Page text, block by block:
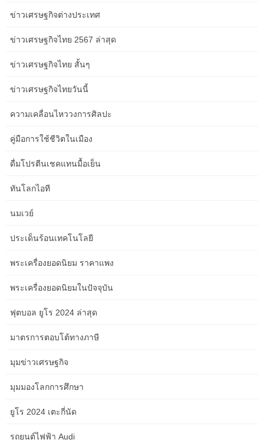
Adventure and Wildlife Experiences
Albany WA heritage architecture
Albany WA shipwreck sites
best Chrome extensions for devs
Best pubs and bars in Albany
Best sunset spots in Albany
Bungle Bungles (Purnululu)
Crown Sydney
Fremantle Prison
future of robotics and AI
Google Ads for small business
healing the inner child in adulthood
helping kids deal with emotions
how to arrange furniture in a small room
how to boost immune resilience
how to boost your metabolism
how to brighten dull skin
how to build mental toughness
ข่าวเศรษฐกิจต่างประเทศ
ข่าวเศรษฐกิจไทย 2567 ล่าสุด
ข่าวเศรษฐกิจไทย สั้นๆ
ข่าวเศรษฐกิจไทยวันนี้
ความเคลื่อนไหววงการศิลปะ
คู่มือการใช้ชีวิตในเมือง
ดื่มโปรตีนเชคแทนมื้อเย็น
ทันโลกไอที
นมเวย์
ประเด็นร้อนเทคโนโลยี
พระเครื่องยอดนิยม ราคาแพง
พระเครื่องยอดนิยมในปัจจุบัน
ฟุตบอล ยูโร 2024 ล่าสุด
มาตรการตอบโต้ทางภาษี
มุมข่าวเศรษฐกิจ
มุมมองโลกการศึกษา
ยูโร 2024 เตะกี่นัด
รถยนต์ไฟฟ้า Audi